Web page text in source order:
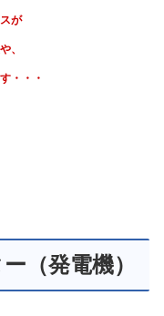
が
、
・・・
（発電機）